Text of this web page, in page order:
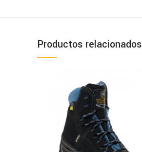
Productos relacionados